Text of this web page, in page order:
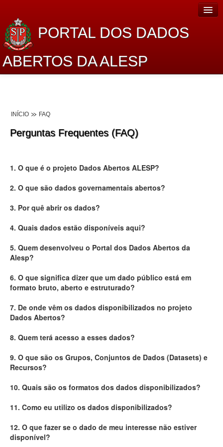
PORTAL DOS DADOS
ABERTOS DA ALESP
Lei de Acesso à Informação
Administração
Legislação
Perguntas frequentes
Contato
INÍCIO FAQ
Perguntas Frequentes (FAQ)
1. O que é o projeto Dados Abertos ALESP?
2. O que são dados governamentais abertos?
3. Por quê abrir os dados?
4. Quais dados estão disponíveis aqui?
5. Quem desenvolveu o Portal dos Dados Abertos da
Alesp?
6. O que significa dizer que um dado público está em
formato bruto, aberto e estruturado?
7. De onde vêm os dados disponibilizados no projeto
Dados Abertos?
8. Quem terá acesso a esses dados?
9. O que são os Grupos, Conjuntos de Dados (Datasets) e
Recursos?
10. Quais são os formatos dos dados disponibilizados?
11. Como eu utilizo os dados disponibilizados?
12. O que fazer se o dado de meu interesse não estiver
disponível?